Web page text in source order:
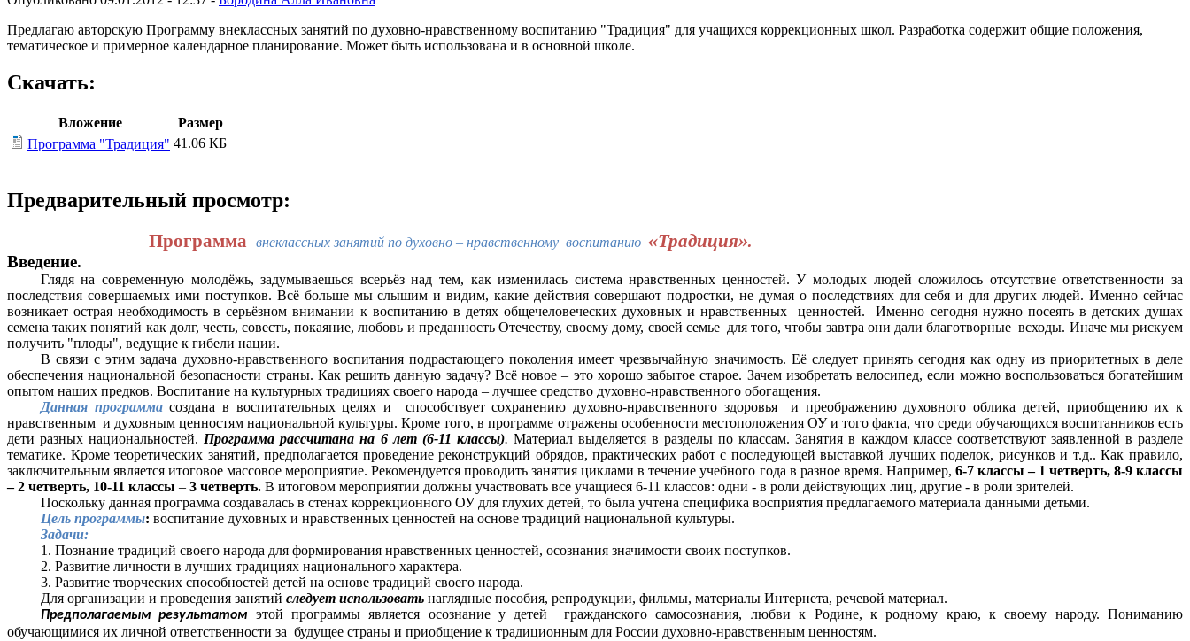
Предлагаю авторскую Программу внеклассных занятий по духовно-нравственному воспитанию "Традиция" для учащихся коррекционных школ. Разработка содержит общие положения,
тематическое и примерное календарное планирование. Может быть использована и в основной школе.
Скачать:
Вложение
Размер
Программа "Традиция" 41.06 КБ
Предварительный просмотр:
Программа внеклассных занятий по духовно – нравственному воспитанию «Традиция».
Введение.
Глядя на современную молодёжь, задумываешься всерьёз над тем, как изменилась система нравственных ценностей. У молодых людей сложилось отсутствие ответственности за
последствия совершаемых ими поступков. Всё больше мы слышим и видим, какие действия совершают подростки, не думая о последствиях для себя и для других людей. Именно сейчас
возникает острая необходимость в серьёзном внимании к воспитанию в детях общечеловеческих духовных и нравственных ценностей. Именно сегодня нужно посеять в детских душах
семена таких понятий как долг, честь, совесть, покаяние, любовь и преданность Отечеству, своему дому, своей семье для того, чтобы завтра они дали благотворные всходы. Иначе мы рискуем
получить "плоды", ведущие к гибели нации.
В связи с этим задача духовно-нравственного воспитания подрастающего поколения имеет чрезвычайную значимость. Её следует принять сегодня как одну из приоритетных в деле
обеспечения национальной безопасности страны. Как решить данную задачу? Всё новое – это хорошо забытое старое. Зачем изобретать велосипед, если можно воспользоваться богатейшим
опытом наших предков. Воспитание на культурных традициях своего народа – лучшее средство духовно-нравственного обогащения.
Данная программа создана в воспитательных целях и способствует сохранению духовно-нравственного здоровья и преображению духовного облика детей, приобщению их к
нравственным и духовным ценностям национальной культуры. Кроме того, в программе отражены особенности местоположения ОУ и того факта, что среди обучающихся воспитанников есть
дети разных национальностей. Программа рассчитана на 6 лет (6-11 классы). Материал выделяется в разделы по классам. Занятия в каждом классе соответствуют заявленной в разделе
тематике. Кроме теоретических занятий, предполагается проведение реконструкций обрядов, практических работ с последующей выставкой лучших поделок, рисунков и т.д.. Как правило,
заключительным является итоговое массовое мероприятие. Рекомендуется проводить занятия циклами в течение учебного года в разное время. Например, 6-7 классы – 1 четверть, 8-9 классы
– 2 четверть, 10-11 классы – 3 четверть. В итоговом мероприятии должны участвовать все учащиеся 6-11 классов: одни - в роли действующих лиц, другие - в роли зрителей.
Поскольку данная программа создавалась в стенах коррекционного ОУ для глухих детей, то была учтена специфика восприятия предлагаемого материала данными детьми.
Цель программы: воспитание духовных и нравственных ценностей на основе традиций национальной культуры.
Задачи:
Познание традиций своего народа для формирования нравственных ценностей, осознания значимости своих поступков.
Развитие личности в лучших традициях национального характера.
Развитие творческих способностей детей на основе традиций своего народа.
Для организации и проведения занятий следует использоватьнаглядные пособия, репродукции, фильмы, материалы Интернета, речевой материал.
Предполагаемым результатом этой программы является осознание у детей гражданского самосознания, любви к Родине, к родному краю, к своему народу. Пониманию
обучающимися их личной ответственности за будущее страны и приобщение к традиционным для России духовно-нравственным ценностям.